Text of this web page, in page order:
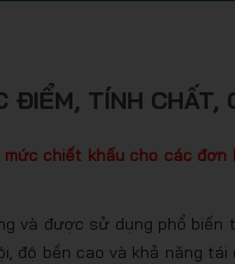
ĐIỂM, TÍNH CHẤT,
chiết khấu cho các
và được sử dụng phổ
độ bền cao và khả năng